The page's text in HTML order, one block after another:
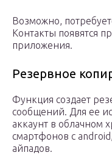
Возможно,
Контакты появятся
приложения.
Резервное
Функция создает
сообщений. Для ее
аккаунт в облачном
смартфонов с
айпадов.